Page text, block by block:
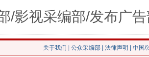
记警钟！ 谢
/影视采编部/发布广
关于我们 公众采编部 法律声明 | 中国